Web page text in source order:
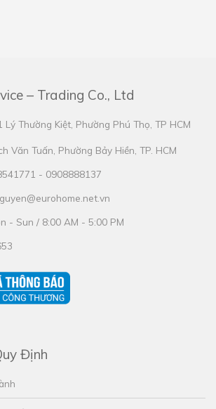
– Trading Co., Ltd
Lý Thường Kiệt, Phường Phú Thọ, TP HCM
Văn Tuấn, Phường Bảy Hiền, TP. HCM
- 0908888137
- Sun / 8:00 AM - 5:00 PM
Định